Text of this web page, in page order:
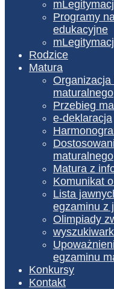
Programy
edukacyjne
Rodzice
Matura
maturalnego
Przebieg
e-deklaracja
maturalnego
Matura z
Komunikat
Lista
egzaminu z
Olimpiady
egzaminu
Konkursy
Kontakt